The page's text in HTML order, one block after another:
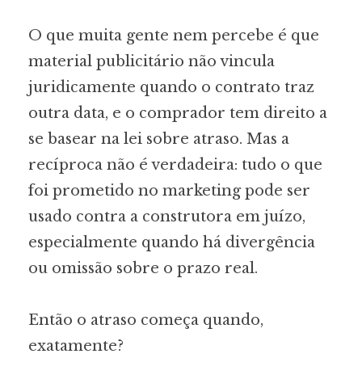
O que muita gente nem percebe é que
material publicitário não vincula
juridicamente quando o contrato traz
outra data, e o comprador tem direito a
se basear na lei sobre atraso. Mas a
recíproca não é verdadeira: tudo o que
foi prometido no marketing pode ser
usado contra a construtora em juízo,
especialmente quando há divergência
ou omissão sobre o prazo real.
Então o atraso começa quando,
exatamente?